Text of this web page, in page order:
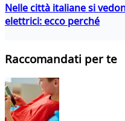
Nelle città italiane si
elettrici: ecco perché
Raccomandati per te